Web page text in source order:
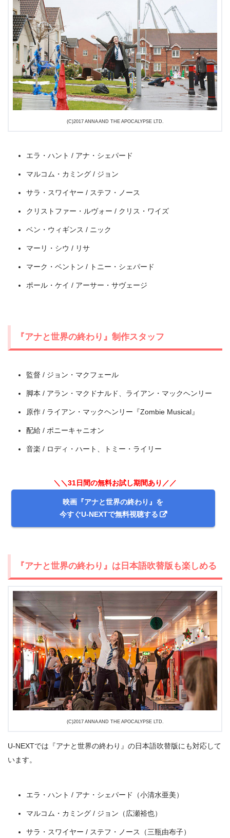
＼＼31日間無料!!お試し解約もOK／／
今すぐ無料でU-NEXTで見る
出典: U-NEXT
＼＼31日間無料!!お試し解約もOK／／
今すぐ無料でU-NEXTで見る
＼＼31日間無料!!お試し解約もOK／／
(C)2017 ANNA AND THE APOCALYPSE LTD.
エラ・ハント / アナ・シェパード
マルコム・カミング / ジョン
サラ・スワイヤー / ステフ・ノース
クリストファー・ルヴォー / クリス・ワイズ
ベン・ウィギンス / ニック
マーリ・シウ / リサ
マーク・ベントン / トニー・シェパード
ポール・ケイ / アーサー・サヴェージ
『アナと世界の終わり』制作スタッフ
監督 / ジョン・マクフェール
脚本 / アラン・マクドナルド、ライアン・マックヘンリー
原作 / ライアン・マックヘンリー『Zombie Musical』
配給 / ポニーキャニオン
音楽 / ロディ・ハート、トミー・ライリー
＼＼31日間の無料お試し期間あり／／
映画『アナと世界の終わり』を
今すぐU-NEXTで無料視聴する
『アナと世界の終わり』は日本語吹替版も楽しめる
(C)2017 ANNA AND THE APOCALYPSE LTD.
U-NEXTでは『アナと世界の終わり』の日本語吹替版にも対応して
います。
エラ・ハント / アナ・シェパード（小清水亜美）
マルコム・カミング / ジョン（広瀬裕也）
サラ・スワイヤー / ステフ・ノース（三瓶由布子）